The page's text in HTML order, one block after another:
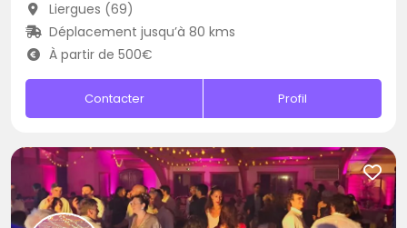
Liergues (69)
Déplacement jusqu’à 80 kms
À partir de 500€
Contacter Profil